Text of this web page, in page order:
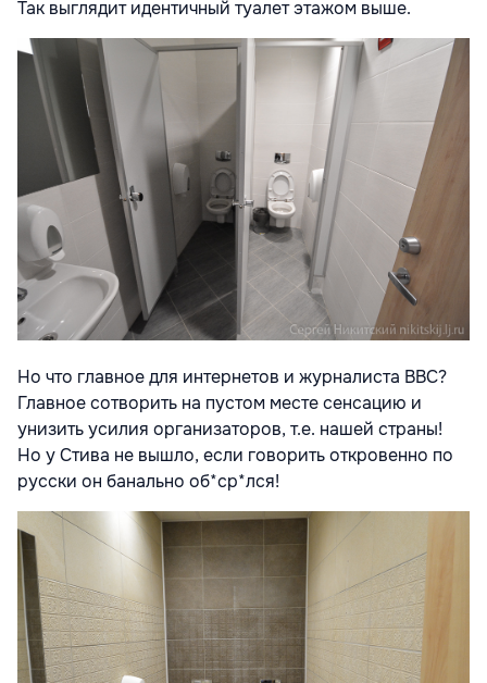
Так выглядит идентичный туалет этажом выше.
Но что главное для интернетов и журналиста BBC?
Главное сотворить на пустом месте сенсацию и
унизить усилия организаторов, т.е. нашей страны!
Но у Стива не вышло, если говорить откровенно по
русски он банально об*ср*лся!